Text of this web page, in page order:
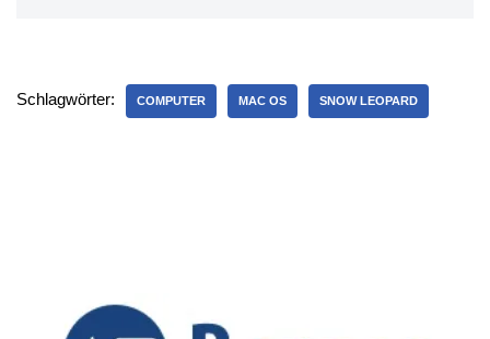
Schlagwörter: COMPUTER MAC OS SNOW LEOPARD